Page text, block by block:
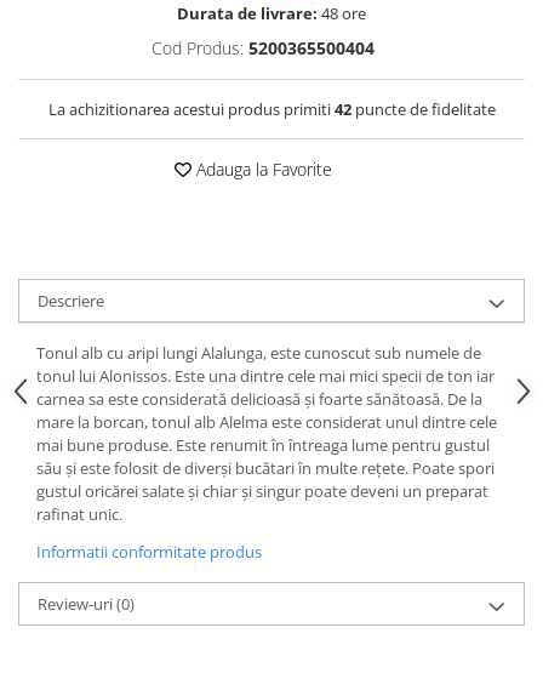
Durata de livrare: 48 ore
Cod Produs: 5200365500404
La achizitionarea acestui produs primiti42puncte de fidelitate
Adauga la Favorite
Descriere
Tonul alb cu aripi lungi Alalunga, este cunoscut sub numele de
tonul lui Alonissos. Este una dintre cele mai mici specii de ton iar
carnea sa este considerată delicioasă și foarte sănătoasă. De la
mare la borcan, tonul alb Alelma este considerat unul dintre cele
mai bune produse. Este renumit în întreaga lume pentru gustul
său și este folosit de diverși bucătari în multe rețete. Poate spori
gustul oricărei salate și chiar și singur poate deveni un preparat
rafinat unic.
Informatii conformitate produs
Review-uri(0)